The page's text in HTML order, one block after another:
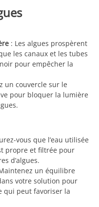
: Les algues prospèrent
les canaux et les tubes
pour empêcher la
un couvercle sur le
pour bloquer la lumière
vous que l’eau utilisée
propre et filtrée pour
d’algues.
un équilibre
votre solution pour
qui peut favoriser la